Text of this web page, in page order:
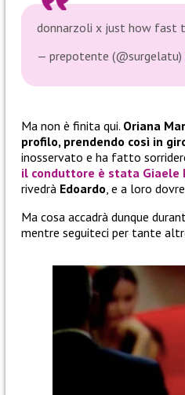
donnarzoli x just how fast
— prepotente (@surgelatu)
Ma non è finita qui. Oriana
profilo, prendendo così in
inosservato e ha fatto
il conduttore è stata Giaele
rivedrà Edoardo, e a loro
Ma cosa accadrà dunque
mentre seguiteci per tante